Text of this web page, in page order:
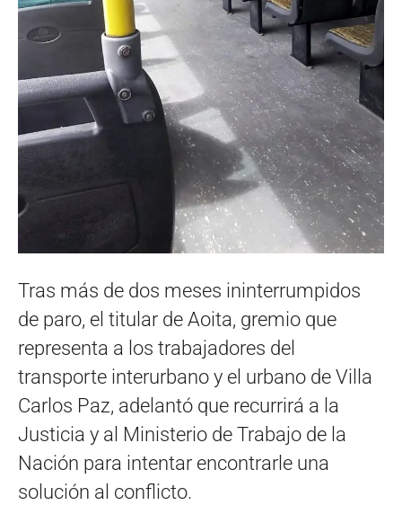
Tras más de dos meses ininterrumpidos
de paro, el titular de Aoita, gremio que
representa a los trabajadores del
transporte interurbano y el urbano de Villa
Carlos Paz, adelantó que recurrirá a la
Justicia y al Ministerio de Trabajo de la
Nación para intentar encontrarle una
solución al conflicto.